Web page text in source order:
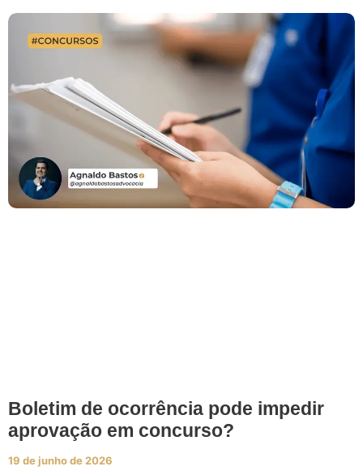
Boletim de ocorrência pode impedir
aprovação em concurso?
19 de junho de 2026